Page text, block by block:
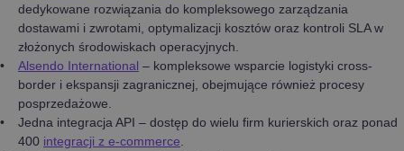
dedykowane rozwiązania do kompleksowego zarządzania
dostawami i zwrotami, optymalizacji kosztów oraz kontroli SLA w
złożonych środowiskach operacyjnych.
Alsendo International – kompleksowe wsparcie logistyki cross-
border i ekspansji zagranicznej, obejmujące również procesy
posprzedażowe.
Jedna integracja API – dostęp do wielu firm kurierskich oraz ponad
400 integracji z e-commerce